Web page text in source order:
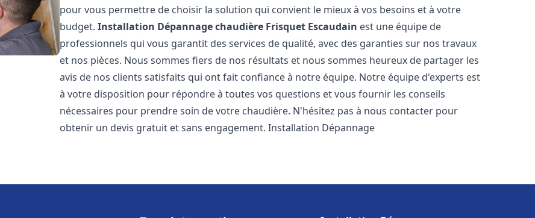
pour vous permettre de choisir la solution qui convient le mieux à vos besoins et à votre
budget.Installation Dépannage chaudière Frisquet Escaudain est une équipe de
professionnels qui vous garantit des services de qualité, avec des garanties sur nos travaux
et nos pièces. Nous sommes fiers de nos résultats et nous sommes heureux de partager les
avis de nos clients satisfaits qui ont fait confiance à notre équipe. Notre équipe d'experts est
à votre disposition pour répondre à toutes vos questions et vous fournir les conseils
nécessaires pour prendre soin de votre chaudière. N'hésitez pas à nous contacter pour
obtenir un devis gratuit et sans engagement. Installation Dépannage